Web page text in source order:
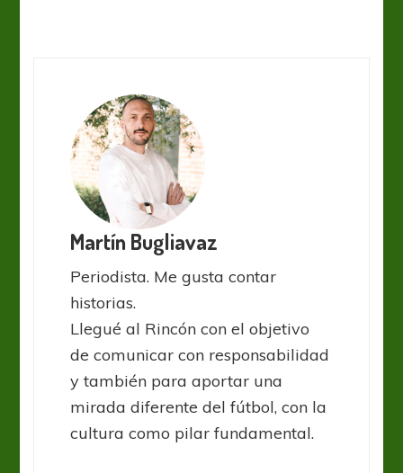
Martín Bugliavaz
Periodista. Me gusta contar
historias.
Llegué al Rincón con el objetivo
de comunicar con responsabilidad
y también para aportar una
mirada diferente del fútbol, con la
cultura como pilar fundamental.